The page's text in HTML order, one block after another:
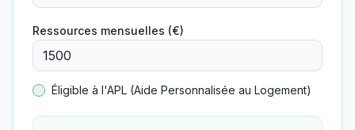
Ressources mensuelles (€)
Éligible à l'APL (Aide Personnalisée au Logement)